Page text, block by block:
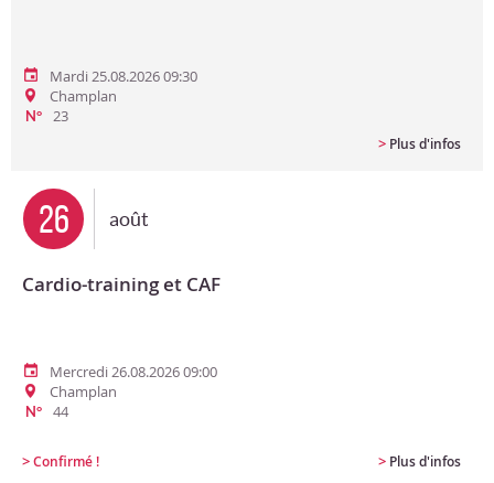
Mardi 25.08.2026 09:30
Champlan
N°
23
> Plus d'infos
26 août
Cardio-training et CAF
Mercredi 26.08.2026 09:00
Champlan
N° 44
>Confirmé ! > Plus d'infos